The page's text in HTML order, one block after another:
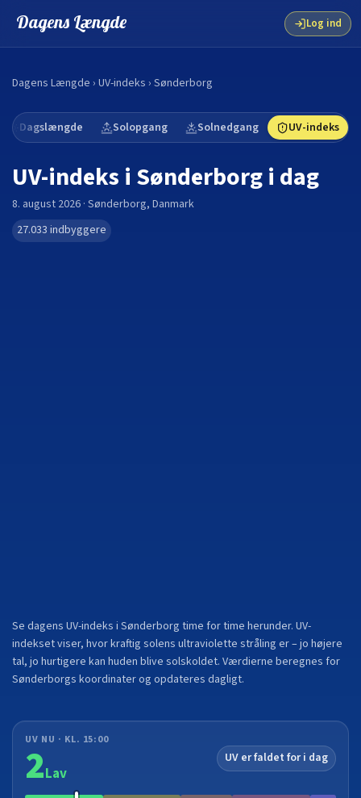
Dagens Længde Log ind
Dagens Længde › UV-indeks › Sønderborg
Dagslængde Solopgang Solnedgang UV-indeks
UV-indeks i Sønderborgi dag
8. august 2026 · Sønderborg, Danmark
27.033 indbyggere
Se dagens UV-indeks i Sønderborg time for time herunder. UV-
indekset viser, hvor kraftig solens ultraviolette stråling er – jo højere
tal, jo hurtigere kan huden blive solskoldet. Værdierne beregnes for
Sønderborgs koordinater og opdateres dagligt.
UV NU · KL. 15:00
2Lav
UV er faldet for i dag